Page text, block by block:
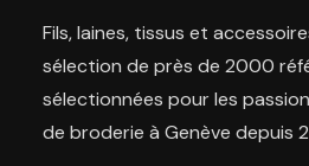
Fils, laines, tissus et
sélection de près de 2000
sélectionnées pour les
de broderie à Genève depuis